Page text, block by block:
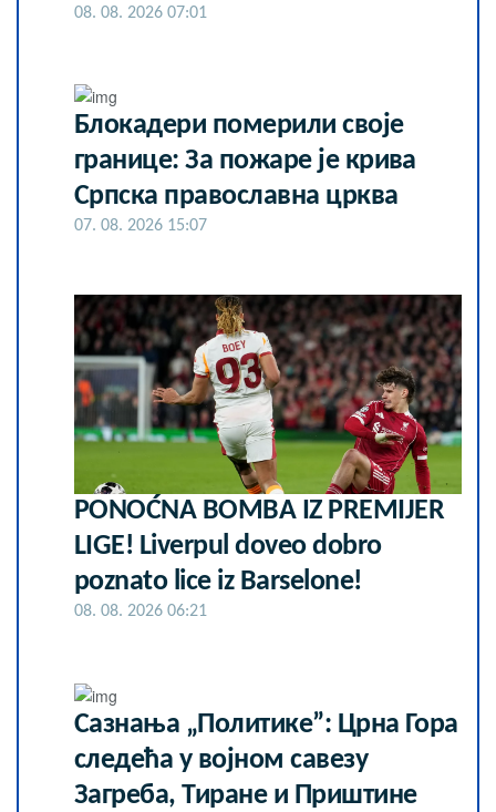
08. 08. 2026 07:01
Блокадери померили своје
границе: За пожаре је крива
Српска православна црква
07. 08. 2026 15:07
PONOĆNA BOMBA IZ PREMIJER
LIGE! Liverpul doveo dobro
poznato lice iz Barselone!
08. 08. 2026 06:21
Сазнања „Политике”: Црна Гора
следећа у војном савезу
Загреба, Тиране и Приштине